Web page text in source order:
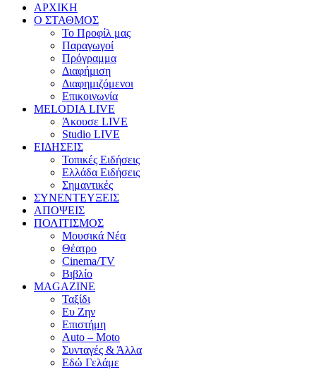
ΑΡΧΙΚΗ
Ο ΣΤΑΘΜΟΣ
Το Προφίλ μας
Παραγωγοί
Πρόγραμμα
Διαφήμιση
Διαφημιζόμενοι
Επικοινωνία
MELODIA LIVE
Άκουσε LIVE
Studio LIVE
ΕΙΔΗΣΕΙΣ
Τοπικές Ειδήσεις
Ελλάδα Ειδήσεις
Σημαντικές
ΣΥΝΕΝΤΕΥΞΕΙΣ
ΑΠΟΨΕΙΣ
ΠΟΛΙΤΙΣΜΟΣ
Μουσικά Νέα
Θέατρο
Cinema/TV
Βιβλίο
MAGAZINE
Ταξίδι
Ευ Ζην
Επιστήμη
Auto – Moto
Συνταγές & Άλλα
Εδώ Γελάμε